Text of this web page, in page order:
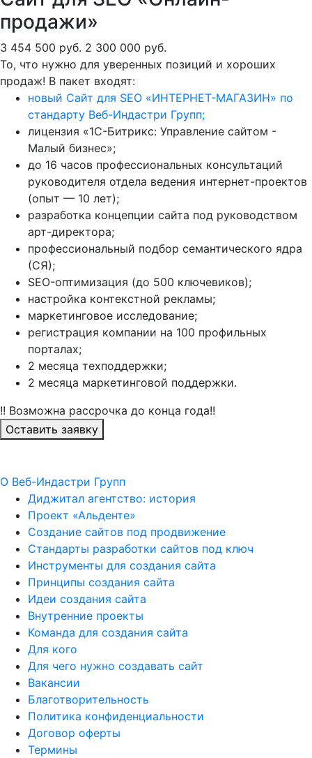
продажи»
3 454 500 руб. 2 300 000 руб.
То, что нужно для уверенных позиций и хороших
продаж! В пакет входят:
новый Сайт для SEO «ИНТЕРНЕТ-МАГАЗИН» по
стандарту Веб-Индастри Групп;
лицензия «1С-Битрикс: Управление сайтом -
Малый бизнес»;
до 16 часов профессиональных консультаций
руководителя отдела ведения интернет-проектов
(опыт — 10 лет);
разработка концепции сайта под руководством
арт-директора;
профессиональный подбор семантического ядра
(СЯ);
SEO-оптимизация (до 500 ключевиков);
настройка контекстной рекламы;
маркетинговое исследование;
регистрация компании на 100 профильных
порталах;
2 месяца техподдержки;
2 месяца маркетинговой поддержки.
!! Возможна рассрочка до конца года!!
Оставить заявку
О Веб-Индастри Групп
Диджитал агентство: история
Проект «Альденте»
Создание сайтов под продвижение
Стандарты разработки сайтов под ключ
Инструменты для создания сайта
Принципы создания сайта
Идеи создания сайта
Внутренние проекты
Команда для создания сайта
Для кого
Для чего нужно создавать сайт
Вакансии
Благотворительность
Политика конфиденциальности
Договор оферты
Термины